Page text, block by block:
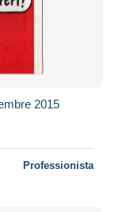
2015
Professionista